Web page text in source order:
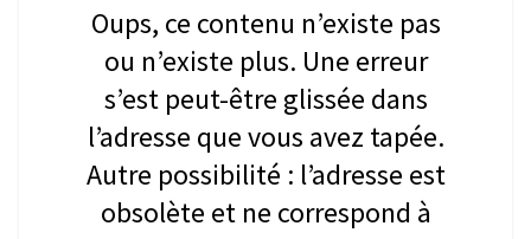
Oups, ce contenu n’existe pas
ou n’existe plus. Une erreur
s’est peut-être glissée dans
l’adresse que vous avez tapée.
Autre possibilité : l’adresse est
obsolète et ne correspond à